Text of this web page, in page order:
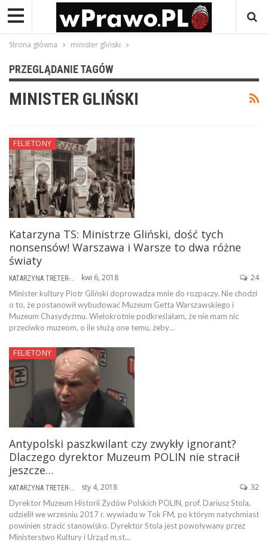
Strona główna minister gliński
PRZEGLĄDANIE TAGÓW
MINISTER GLIŃSKI
FELIETONY
Katarzyna TS: Ministrze Gliński, dość tych
nonsensów! Warszawa i Warsze to dwa różne
światy
kwi 6, 2018 24
Minister kultury Piotr Gliński doprowadza mnie do rozpaczy. Nie chodzi
o to, że postanowił wybudować Muzeum Getta Warszawskiego i
Muzeum Chasydyzmu. Wielokrotnie podkreślałam, że nie mam nic
przeciwko muzeom, o ile służą one temu, żeby…
FELIETONY
Antypolski paszkwilant czy zwykły ignorant?
Dlaczego dyrektor Muzeum POLIN nie stracił
jeszcze…
KATARZYNA TRETER-SIERPIŃSKA sty 4, 2018 32
Dyrektor Muzeum Historii Żydów Polskich POLIN, prof. Dariusz Stola,
udzielił we wrześniu 2017 r. wywiadu w Tok FM, po którym natychmiast
powinien stracić stanowisko. Dyrektor Stola jest powoływany przez
Ministerstwo Kultury i Urząd m.st…